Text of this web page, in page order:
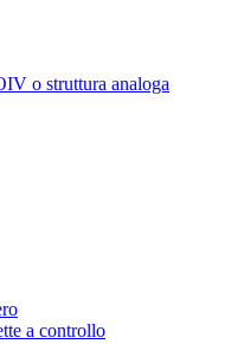
o struttura analoga
a controllo